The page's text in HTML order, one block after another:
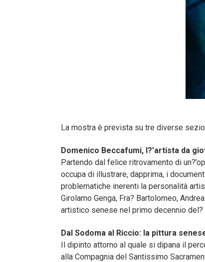
La mostra è prevista su tre diverse
Domenico Beccafumi, l?’artista da
Partendo dal felice ritrovamento di
occupa di illustrare, dapprima, i
problematiche inerenti la personalità
Girolamo Genga, Fra? Bartolomeo,
artistico senese nel primo decennio del?
Dal Sodoma al Riccio: la pittura
Il dipinto attorno al quale si dipana il
alla Compagnia del Santissimo